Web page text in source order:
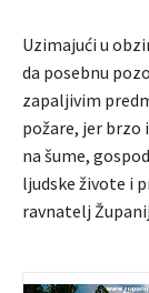
Uzimajući u
da posebnu
zapaljivim
požare, jer
na šume,
ljudske živote i
ravnatelj